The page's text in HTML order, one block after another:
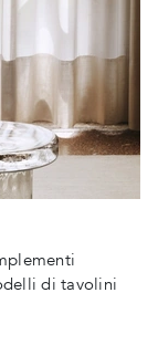
di tavolini